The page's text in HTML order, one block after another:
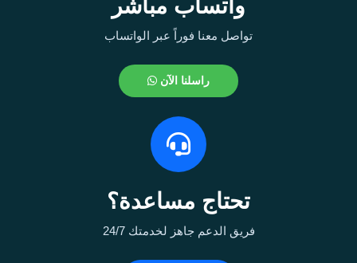
واتساب مباشر
تواصل معنا فوراً عبر الواتساب
راسلنا الآن
تحتاج مساعدة؟
فريق الدعم جاهز لخدمتك 24/7